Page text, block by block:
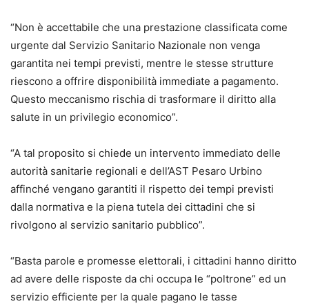
“Non è accettabile che una prestazione classificata come
urgente dal Servizio Sanitario Nazionale non venga
garantita nei tempi previsti, mentre le stesse strutture
riescono a offrire disponibilità immediate a pagamento.
Questo meccanismo rischia di trasformare il diritto alla
salute in un privilegio economico”.
“A tal proposito si chiede un intervento immediato delle
autorità sanitarie regionali e dell’AST Pesaro Urbino
affinché vengano garantiti il rispetto dei tempi previsti
dalla normativa e la piena tutela dei cittadini che si
rivolgono al servizio sanitario pubblico”.
“Basta parole e promesse elettorali, i cittadini hanno diritto
ad avere delle risposte da chi occupa le “poltrone” ed un
servizio efficiente per la quale pagano le tasse